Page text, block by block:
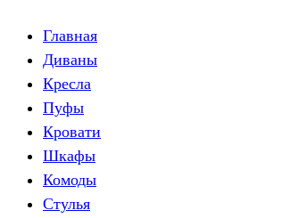
Главная
Диваны
Кресла
Пуфы
Кровати
Шкафы
Комоды
Стулья